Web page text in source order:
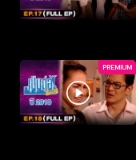
PREMIUM